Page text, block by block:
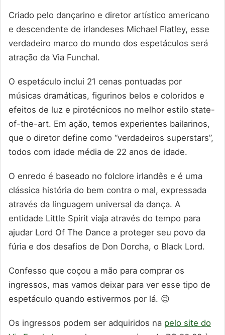
Criado pelo dançarino e diretor artístico americano
e descendente de irlandeses Michael Flatley, esse
verdadeiro marco do mundo dos espetáculos será
atração da Via Funchal.
O espetáculo inclui 21 cenas pontuadas por
músicas dramáticas, figurinos belos e coloridos e
efeitos de luz e pirotécnicos no melhor estilo state-
of-the-art. Em ação, temos experientes bailarinos,
que o diretor define como “verdadeiros superstars”,
todos com idade média de 22 anos de idade.
O enredo é baseado no folclore irlandês e é uma
clássica história do bem contra o mal, expressada
através da linguagem universal da dança. A
entidade Little Spirit viaja através do tempo para
ajudar Lord Of The Dance a proteger seu povo da
fúria e dos desafios de Don Dorcha, o Black Lord.
Confesso que coçou a mão para comprar os
ingressos, mas vamos deixar para ver esse tipo de
espetáculo quando estivermos por lá. 😉
Os ingressos podem ser adquiridos na pelo site do